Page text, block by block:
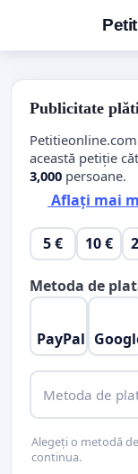
Publicitate
această petiție
3,000 persoane.
Aflați mai
5 € 10 €
Metoda de
PayPal
Metoda de
Alegeți o metodă
continua.